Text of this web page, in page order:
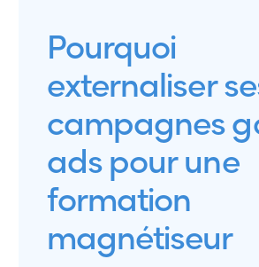
Pourquoi
externaliser
campagnes
ads pour une
formation
magnétiseur